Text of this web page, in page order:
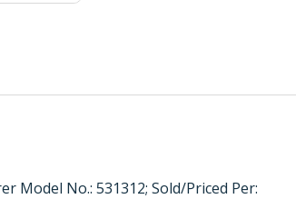
Model No.: 531312; Sold/Priced Per: